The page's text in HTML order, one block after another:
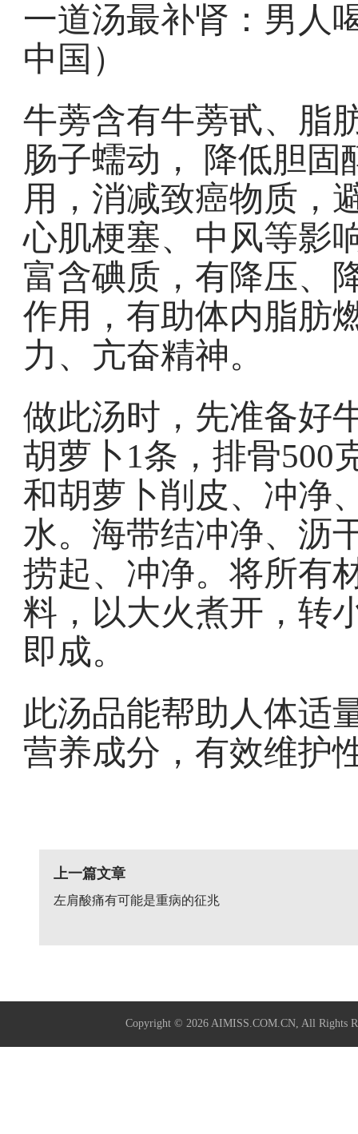
一道汤最补肾：男人
中国）
牛蒡含有牛蒡甙、脂
肠子蠕动， 降低胆
用，消减致癌物质，
心肌梗塞、中风等影
富含碘质，有降压、
作用，有助体内脂肪
力、亢奋精神。
做此汤时，先准备好
胡萝卜1条，排骨500
和胡萝卜削皮、冲净
水。海带结冲净、沥
捞起、冲净。将所有
料，以大火煮开，转
即成。
此汤品能帮助人体适
营养成分，有效维护
上一篇文章
左肩酸痛有可能是重病的征兆
Copyright © 2026 AIMISS.COM.CN, All Rights